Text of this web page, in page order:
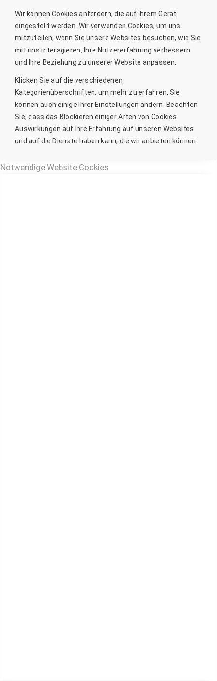
Wir können Cookies anfordern, die auf Ihrem Gerät
eingestellt werden. Wir verwenden Cookies, um uns
mitzuteilen, wenn Sie unsere Websites besuchen, wie Sie
mit uns interagieren, Ihre Nutzererfahrung verbessern
und Ihre Beziehung zu unserer Website anpassen.
Klicken Sie auf die verschiedenen
Kategorienüberschriften, um mehr zu erfahren. Sie
können auch einige Ihrer Einstellungen ändern. Beachten
Sie, dass das Blockieren einiger Arten von Cookies
Auswirkungen auf Ihre Erfahrung auf unseren Websites
und auf die Dienste haben kann, die wir anbieten können.
Notwendige Website Cookies